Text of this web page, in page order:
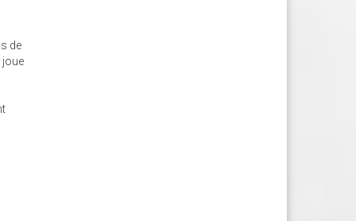
de
joue